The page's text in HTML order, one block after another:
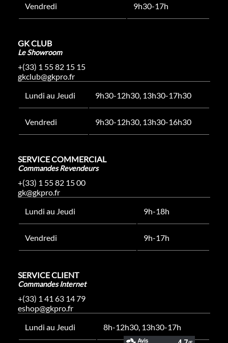
Vendredi 9h30-17h
GK CLUB
Le Showroom
+(33) 1 55 82 15 15
gkclub@gkpro.fr
Lundi au Jeudi
9h30-12h30, 13h30-17h30
Vendredi 9h30-12h30, 13h30-16h30
SERVICE COMMERCIAL
Commandes Revendeurs
+(33) 1 55 82 15 00
gk@gkpro.fr
Lundi au Jeudi
9h-18h
Vendredi 9h-17h
SERVICE CLIENT
Commandes Internet
+(33) 1 41 63 14 79
eshop@gkpro.fr
Lundi au Jeudi
8h-12h30, 13h30-17h